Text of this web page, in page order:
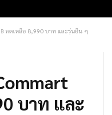
ลดเหลือ 8,990 บาท และรุ่นอื่น ๆ
บาท และ